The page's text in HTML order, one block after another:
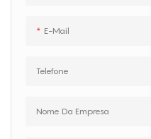
E-Mail
Telefone
Nome Da Empresa